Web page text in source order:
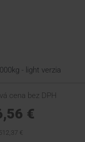
- light verzia
cena bez DPH
€
€